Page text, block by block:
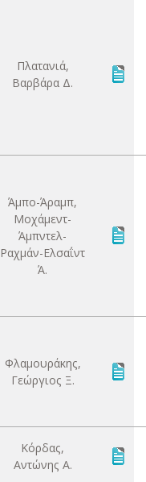
Πλατανιά,
Βαρβάρα Δ.
Άμπο-Άραμπ,
Μοχάμεντ-
Άμπντελ-
Ραχμάν-Ελσαΐντ
Ά.
Φλαμουράκης,
Γεώργιος Ξ.
Κόρδας,
Αντώνης Α.